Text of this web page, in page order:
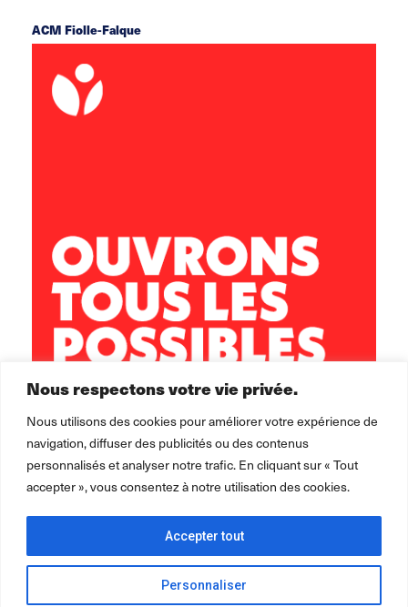
Nous respectons votre vie privée.
Nous utilisons des cookies pour améliorer votre expérience de
navigation, diffuser des publicités ou des contenus
personnalisés et analyser notre trafic. En cliquant sur « Tout
accepter », vous consentez à notre utilisation des cookies.
Personnaliser
Accepter tout
ACM Fiolle-Falque
rue du docteur Fiolle 13006 Marseille
acm.fiollefalque@leolagrange.org
06 69 93 49 61